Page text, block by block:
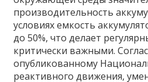
производительность
условиях емкость
до 50%, что делает
критически важными.
опубликованному
реактивного движения,